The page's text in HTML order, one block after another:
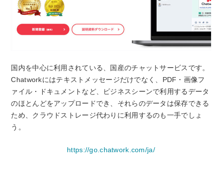
国内を中心に利用されている、国産のチャットサービスです。
Chatworkにはテキスト メッセージだけでなく、PDF・画像フ
ァイル・ドキュメントなど、ビジネスシーンで利用するデータ
のほとんどをアップロードでき、それらのデータは保存できる
ため、クラウドストレージ代わりに利用するのも一手でしょ
う。
https://go.chatwork.com/ja/